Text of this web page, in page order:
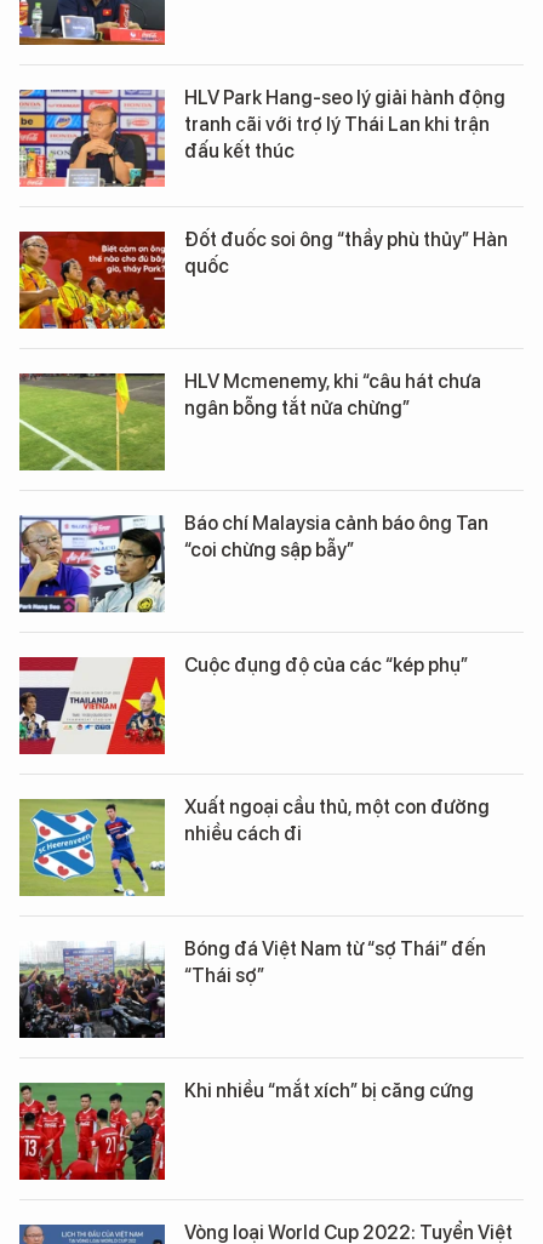
HLV Park Hang-seo lý giải hành động
tranh cãi với trợ lý Thái Lan khi trận
đấu kết thúc
Đốt đuốc soi ông “thầy phù thủy” Hàn
quốc
HLV Mcmenemy, khi “câu hát chưa
ngân bỗng tắt nửa chừng”
Báo chí Malaysia cảnh báo ông Tan
“coi chừng sập bẫy”
Cuộc đụng độ của các “kép phụ”
Xuất ngoại cầu thủ, một con đường
nhiều cách đi
Bóng đá Việt Nam từ “sợ Thái” đến
“Thái sợ”
Khi nhiều “mắt xích” bị căng cứng
Vòng loại World Cup 2022: Tuyển Việt